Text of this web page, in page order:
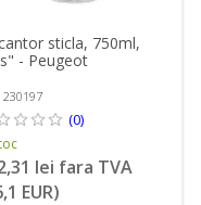
sticla, 750ml,
- Peugeot
230197
(0)
lei fara TVA
EUR)